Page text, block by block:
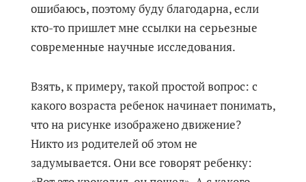
ошибаюсь, поэтому буду благодарна, если
кто-то пришлет мне ссылки на серьезные
современные научные исследования.
Взять, к примеру, такой простой вопрос: с
какого возраста ребенок начинает понимать,
что на рисунке изображено движение?
Никто из родителей об этом не
задумывается. Они все говорят ребенку: